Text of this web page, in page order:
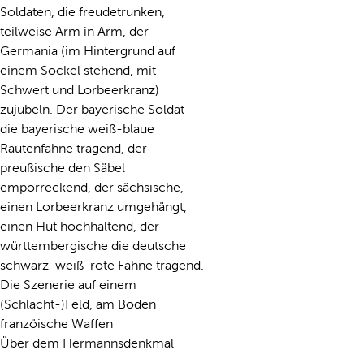
Soldaten, die freudetrunken,
teilweise Arm in Arm, der
Germania (im Hintergrund auf
einem Sockel stehend, mit
Schwert und Lorbeerkranz)
zujubeln. Der bayerische Soldat
die bayerische weiß-blaue
Rautenfahne tragend, der
preußische den Säbel
emporreckend, der sächsische,
einen Lorbeerkranz umgehängt,
einen Hut hochhaltend, der
württembergische die deutsche
schwarz-weiß-rote Fahne tragend.
Die Szenerie auf einem
(Schlacht-)Feld, am Boden
franzöische Waffen
Über dem Hermannsdenkmal